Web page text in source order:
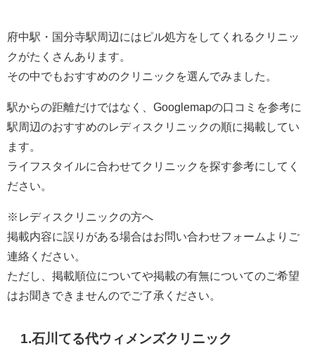
府中駅・国分寺駅周辺にはピル処方をしてくれるクリニッ
クがたくさんあります。
その中でもおすすめのクリニックを選んでみました。
駅からの距離だけではなく、Googlemapの口コミを参考に
駅周辺のおすすめのレディスクリニックの順に掲載してい
ます。
ライフスタイルに合わせてクリニックを探す参考にしてく
ださい。
※レディスクリニックの方へ
掲載内容に誤りがある場合はお問い合わせフォームよりご
連絡ください。
ただし、掲載順位についてや掲載の有無についてのご希望
はお聞きできませんのでご了承ください。
1.石川てる代ウィメンズクリニック